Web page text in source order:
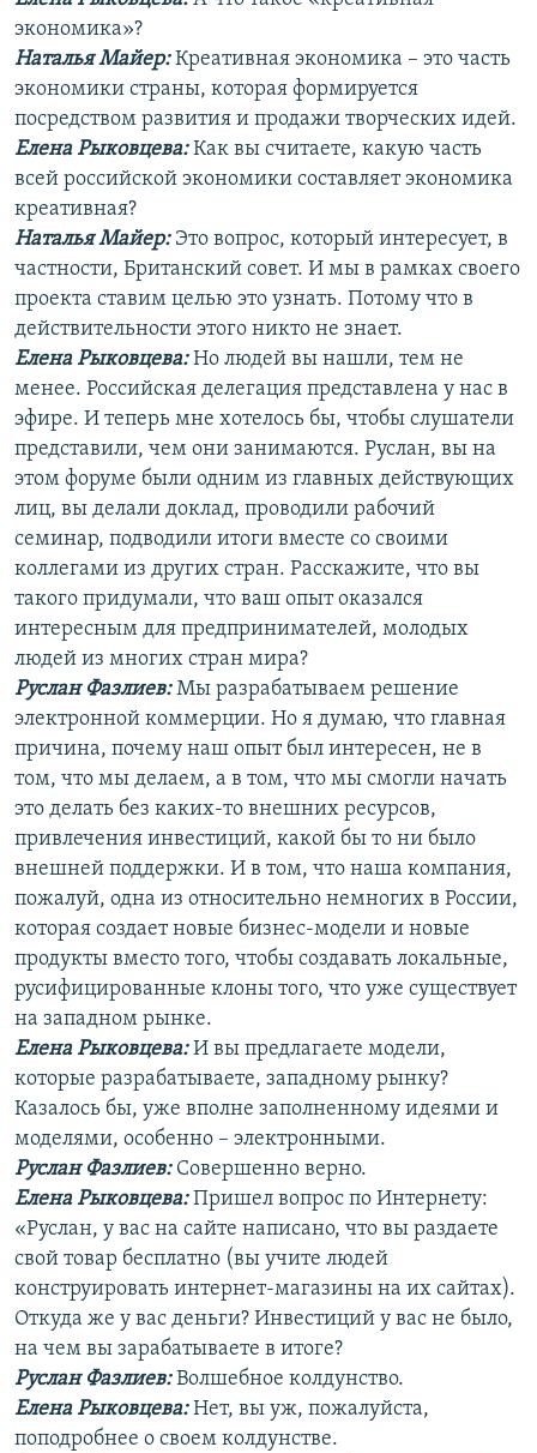
экономика»?
Наталья Майер:Креативная экономика – это часть
экономики страны, которая формируется
посредством развития и продажи творческих идей.
Елена Рыковцева:Как вы считаете, какую часть
всей российской экономики составляет экономика
креативная?
Наталья Майер:Это вопрос, который интересует, в
частности, Британский совет. И мы в рамках своего
проекта ставим целью это узнать. Потому что в
действительности этого никто не знает.
Елена Рыковцева:Но людей вы нашли, тем не
менее. Российская делегация представлена у нас в
эфире. И теперь мне хотелось бы, чтобы слушатели
представили, чем они занимаются. Руслан, вы на
этом форуме были одним из главных действующих
лиц, вы делали доклад, проводили рабочий
семинар, подводили итоги вместе со своими
коллегами из других стран. Расскажите, что вы
такого придумали, что ваш опыт оказался
интересным для предпринимателей, молодых
людей из многих стран мира?
Руслан Фазлиев:Мы разрабатываем решение
электронной коммерции. Но я думаю, что главная
причина, почему наш опыт был интересен, не в
том, что мы делаем, а в том, что мы смогли начать
это делать без каких-то внешних ресурсов,
привлечения инвестиций, какой бы то ни было
внешней поддержки. И в том, что наша компания,
пожалуй, одна из относительно немногих в России,
которая создает новые бизнес-модели и новые
продукты вместо того, чтобы создавать локальные,
русифицированные клоны того, что уже существует
на западном рынке.
Елена Рыковцева:И вы предлагаете модели,
которые разрабатываете, западному рынку?
Казалось бы, уже вполне заполненному идеями и
моделями, особенно – электронными.
Руслан Фазлиев:Совершенно верно.
Елена Рыковцева:Пришел вопрос по Интернету:
«Руслан, у вас на сайте написано, что вы раздаете
свой товар бесплатно (вы учите людей
конструировать интернет-магазины на их сайтах).
Откуда же у вас деньги? Инвестиций у вас не было,
на чем вы зарабатываете в итоге?
Руслан Фазлиев:Волшебное колдунство.
Елена Рыковцева:Нет, вы уж, пожалуйста,
поподробнее о своем колдунстве.